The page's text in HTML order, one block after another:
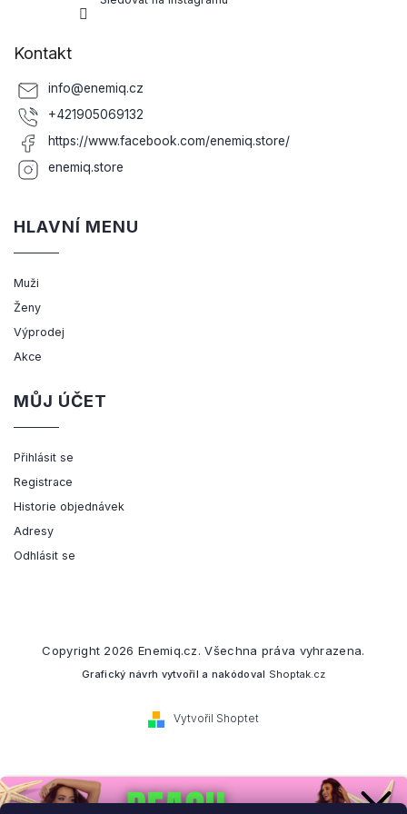
Kontakt
info@enemiq.cz
+421905069132
https://www.facebook.com/enemiq.store/
enemiq.store
HLAVNÍ MENU
Muži
Ženy
Výprodej
Akce
MŮJ ÚČET
Přihlásit se
Registrace
Historie objednávek
Adresy
Odhlásit se
Vytvořil Shoptet
Copyright 2026 Enemiq.cz. Všechna práva vyhrazena.
Grafický návrh vytvořil a nakódoval Shoptak.cz
Přihlaste se k našemu